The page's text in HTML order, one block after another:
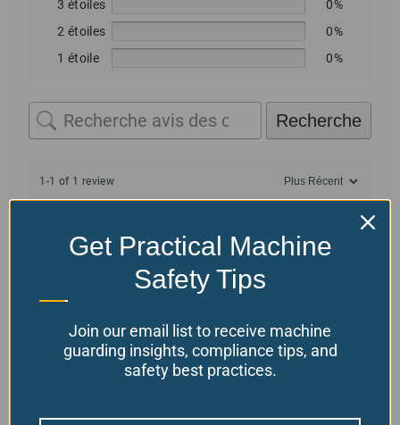
3 étoiles
0%
2 étoiles
0%
1 étoile
0%
Recherche
1-1 of 1 review
Francisco Ybarra
Client vérifié
juillet 14, 2025
Relais de sécurité à usage
Great Service & Products – We had
been using Ferndale products and
services for the last 6 months with
Get Practical Machine
Safety Tips
Join our email list to receive machine
guarding insights, compliance tips, and
safety best practices.